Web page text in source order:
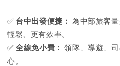
✅ 台中出發便捷： 為中部旅客
輕鬆、更有效率。
✅全線免小費： 領隊、導遊、
心。